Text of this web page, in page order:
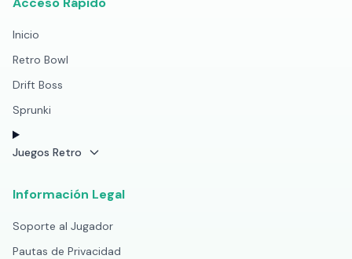
Inicio
Retro Bowl
Drift Boss
Sprunki
Juegos Retro
Información Legal
Soporte al Jugador
Pautas de Privacidad